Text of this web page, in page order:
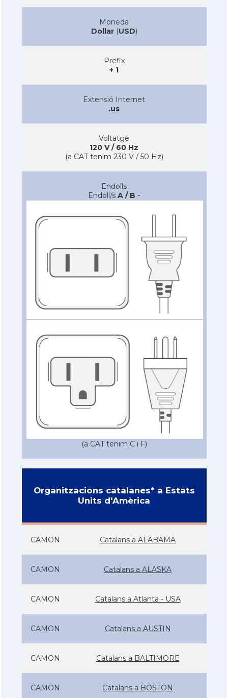
Moneda
Dollar(USD)
Prefix
+ 1
Extensió Internet
.us
Voltatge
120 V / 60 Hz
(a CAT tenim 230 V / 50 Hz)
Endolls
Endoll/s A / B -
(a CAT tenim C i F)
Organitzacions catalanes* a Estats
Units d'Amèrica
CAMON Catalans a ALABAMA
CAMON Catalans a ALASKA
CAMON Catalans a Atlanta - USA
CAMON Catalans a AUSTIN
CAMON Catalans a BALTIMORE
CAMON Catalans a BOSTON